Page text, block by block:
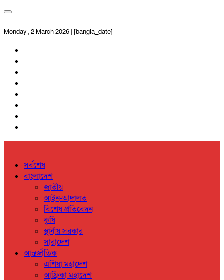
Monday , 2 March 2026 | [bangla_date]
সর্বশেষ
বাংলাদেশ
জাতীয়
আইন-আদালত
বিশেষ প্রতিবেদন
কৃষি
স্থানীয় সরকার
সারাদেশ
আন্তর্জাতিক
এশিয়া মহাদেশ
আফ্রিকা মহাদেশ